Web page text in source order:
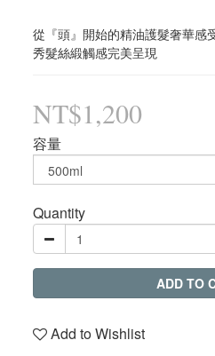
從『頭』開始的精油護髮奢華感
秀髮絲緞觸感完美呈現
NT$1,200
容量
Quantity
ADD TO
Add to Wishlist